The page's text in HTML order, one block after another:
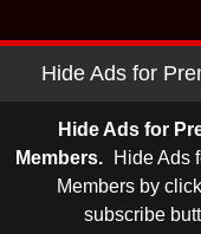
Copyright © 2026 -
| Ταυτότητα |
Hide Ads for
Hide Ads for
Members.
Hide Ads
Members by
subscribe